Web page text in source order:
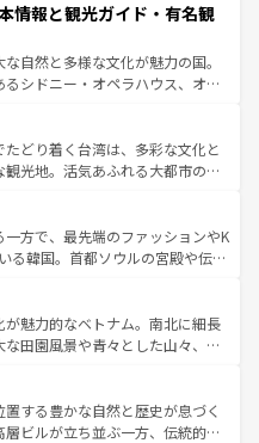
、音楽と美食が融合した独特の
リカの各地域で異なる魅力を楽
豊かな歴史を感じることができ
リップや列車の旅も、アメリカ
、定番の観光地といえばオアフ
るならマウイ島やカウアイ島が
ーンに輝く海をはじめ、豊かな
。「アロハスピリット」と呼ば
ードやハワイアンミュージッ
ど、すべてがハワイの魅力を彩
しい発見と感動が待っているハ
情報と観光ガイド・有名観
自然と多様な文化が魅力の国。
シドニー・オペラハウス、オー
そびえるウルル（エアーズロッ
原生林やケアンズの熱帯雨林な
また、カフェやワイン、オージ
実しており、サーフィンやダイ
アウトドア好きにはたまらな
な魅力を存分に味わいつくそ
どり着く台湾は、多彩な文化と
光地。活気あふれる大都市の台
ある台湾東部など、都市の喧騒
おり、訪れる人に新しい発見と
また、奥深い台湾の食文化も魅
ツなど、バラエティ豊かな料理
、新着の台湾情報は コンテンツ一覧を参
方で、最先端のファッションやK
る韓国。首都ソウルの宮殿や伝統
季折々の自然美を楽しむことが
焼肉、絶品のストリートフード
が待っている。夜には、韓国な
国の多彩な魅力を心ゆくまで味
みてほしい。 なお、新着の韓国情報はコンテンツ一
魅力的なベトナム。南北に細長
田園風景や青々とした山々、世
づく。ハノイの古い町並みやホ
時代の建物も、独特の雰囲気を
ラエティの豊かさとおいしさで
する豊かな自然と歴史が息づく
ビルが立ち並ぶ一方、伝統的な